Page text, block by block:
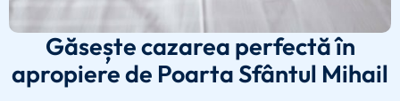
Găsește cazarea perfectă în
apropiere de Poarta Sfântul Mihail